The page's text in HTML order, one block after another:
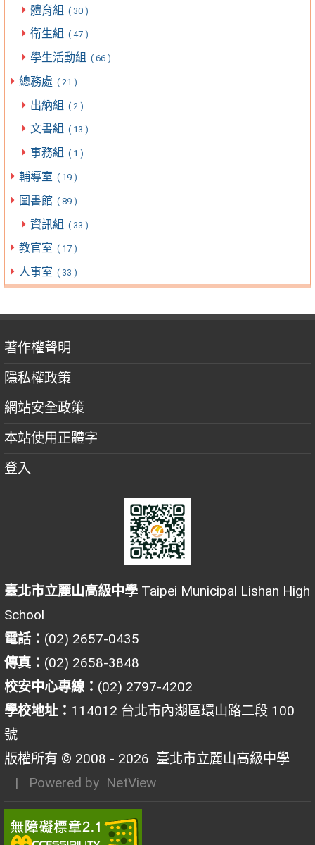
體育組 ( 30 )
衛生組 ( 47 )
學生活動組 ( 66 )
總務處 ( 21 )
出納組 ( 2 )
文書組 ( 13 )
事務組 ( 1 )
輔導室 ( 19 )
圖書館 ( 89 )
資訊組 ( 33 )
教官室 ( 17 )
人事室 ( 33 )
著作權聲明
隱私權政策
網站安全政策
本站使用正體字
登入
臺北市立麗山高級中學 Taipei Municipal Lishan High
School
電話： (02) 2657-0435
傳真： (02) 2658-3848
校安中心專線： (02) 2797-4202
學校地址： 114012 台北市內湖區環山路二段 100
號
版權所有 © 2008 - 2026 臺北市立麗山高級中學
| Powered by NetView